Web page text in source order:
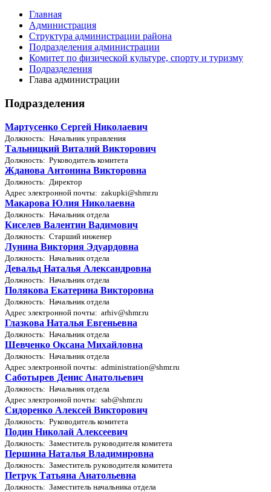
Главная
Администрация
Структура администрации района
Подразделения администрации
Комитет по физической культуре, спорту и туризму
Подразделения
Глава администрации
Подразделения
Мартусенко Сергей Николаевич
Должность: Начальник управления
Тальницкий Виталий Викторович
Должность: Руководитель комитета
Жданова Антонина Викторовна
Должность: Директор
Адрес электронной почты: zakupki@shmr.ru
Макарова Юлия Николаевна
Должность: Начальник отдела
Киселев Валентин Вадимович
Должность: Старший инженер
Лунина Виктория Эдуардовна
Должность: Начальник отдела
Девальд Наталья Александровна
Должность: Начальник отдела
Полякова Екатерина Викторовна
Должность: Начальник отдела
Адрес электронной почты: arhiv@shmr.ru
Глазкова Наталья Евгеньевна
Должность: Начальник отдела
Шевченко Оксана Михайловна
Должность: Начальник отдела
Адрес электронной почты: administration@shmr.ru
Саботырев Денис Анатольевич
Должность: Начальник отдела
Адрес электронной почты: sab@shmr.ru
Сидоренко Алексей Викторович
Должность: Руководитель комитета
Подин Николай Алексеевич
Должность: Заместитель руководителя комитета
Першина Наталья Владимировна
Должность: Заместитель руководителя комитета
Петрук Татьяна Анатольевна
Должность: Заместитель начальника отдела